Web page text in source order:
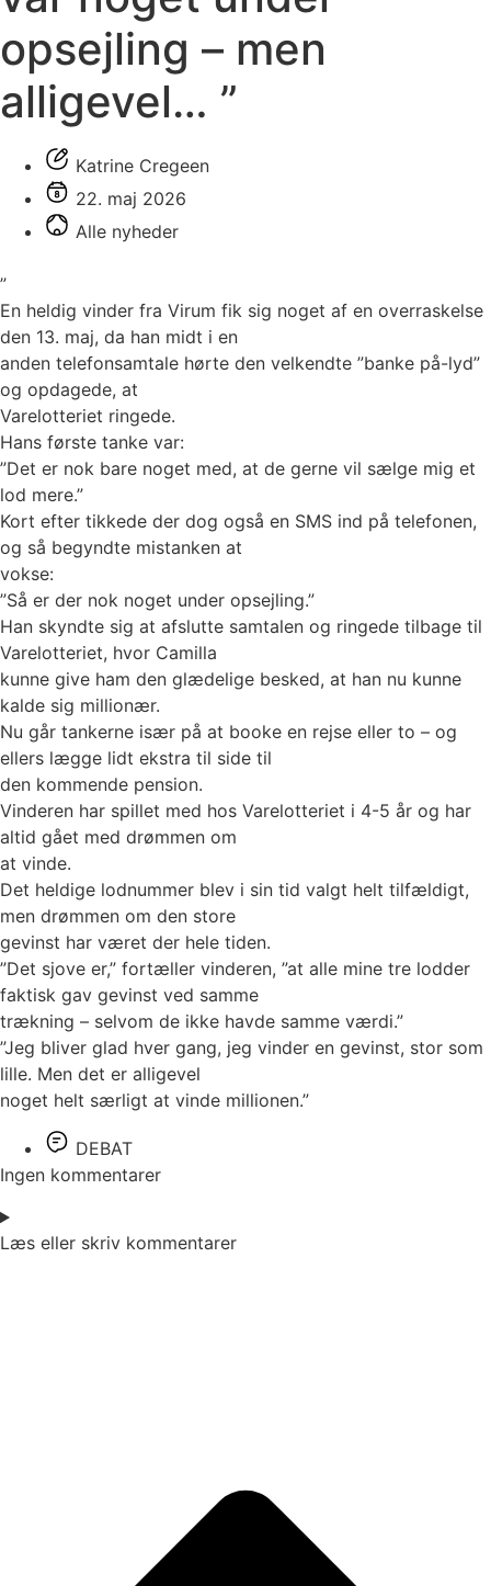
opsejling – men
alligevel… ”
Katrine Cregeen
22. maj 2026
Alle nyheder
”
En heldig vinder fra Virum fik sig noget af en overraskelse
den 13. maj, da han midt i en
anden telefonsamtale hørte den velkendte ”banke på-lyd”
og opdagede, at
Varelotteriet ringede.
Hans første tanke var:
”Det er nok bare noget med, at de gerne vil sælge mig et
lod mere.”
Kort efter tikkede der dog også en SMS ind på telefonen,
og så begyndte mistanken at
vokse:
”Så er der nok noget under opsejling.”
Han skyndte sig at afslutte samtalen og ringede tilbage til
Varelotteriet, hvor Camilla
kunne give ham den glædelige besked, at han nu kunne
kalde sig millionær.
Nu går tankerne især på at booke en rejse eller to – og
ellers lægge lidt ekstra til side til
den kommende pension.
Vinderen har spillet med hos Varelotteriet i 4-5 år og har
altid gået med drømmen om
at vinde.
Det heldige lodnummer blev i sin tid valgt helt tilfældigt,
men drømmen om den store
gevinst har været der hele tiden.
”Det sjove er,” fortæller vinderen, ”at alle mine tre lodder
faktisk gav gevinst ved samme
trækning – selvom de ikke havde samme værdi.”
”Jeg bliver glad hver gang, jeg vinder en gevinst, stor som
lille. Men det er alligevel
noget helt særligt at vinde millionen.”
DEBAT
Ingen kommentarer
Læs eller skriv kommentarer